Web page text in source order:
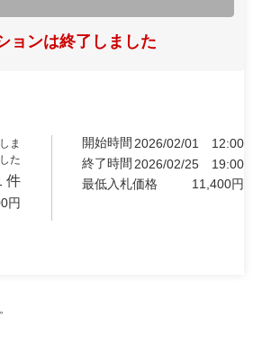
ョンは終了しました
ま
した
件
円
開始時間 2026/02/01
12:00
終了時間 2026/02/25
19:00
最低入札価格
11,400円